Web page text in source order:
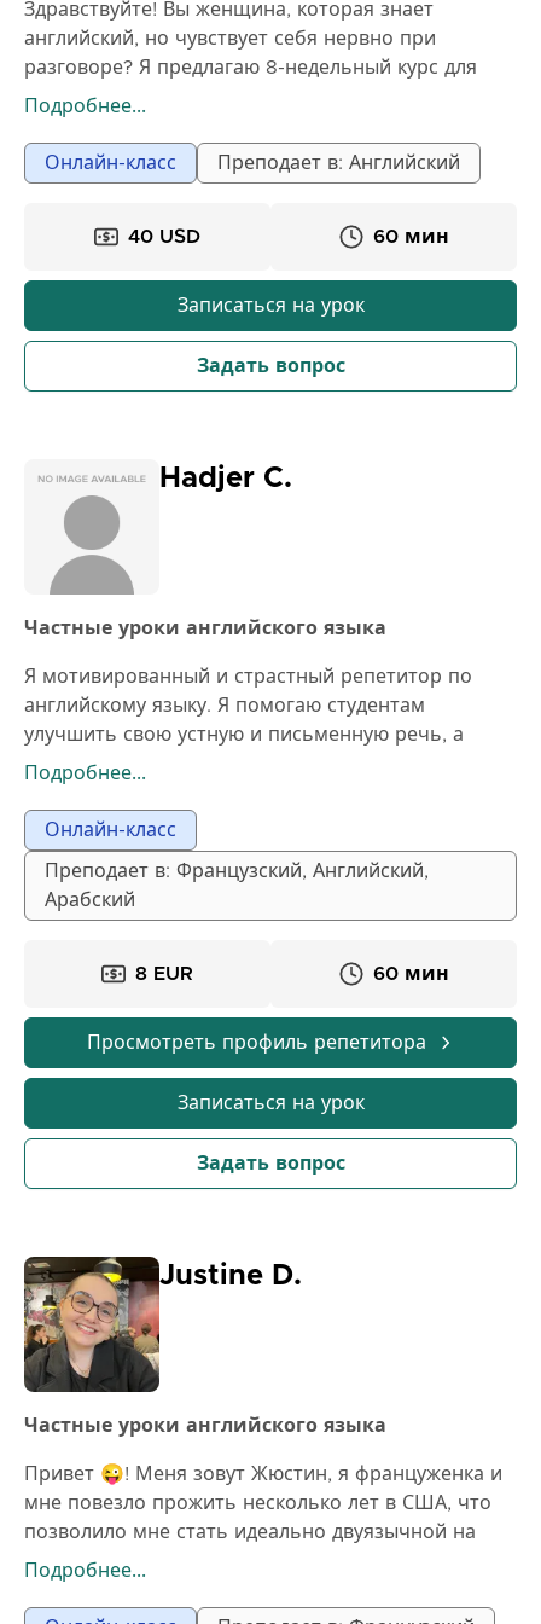
Здравствуйте! Вы женщина, которая знает
английский, но чувствует себя нервно при
разговоре? Я предлагаю 8-недельный курс для
женщин, которые хотят обрести уверенность в
проходить два раза в неделю, и у меня осталось
пять свободных мест. Я буду ждать вас! 😃 Меня
английского языка из США. Я провела десять лет,
создала образовательный контент по
английскому языку для крупной цифровой
образовательной компании.
Подробнее...
Онлайн-класс Преподает в: Английский
40 USD 60 мин
Записаться на урок
Задать вопрос
Hadjer C.
Частные уроки английского языка
Я мотивированный и страстный репетитор по
английскому языку. Я помогаю студентам
улучшить свою устную и письменную речь, а
также понимание языка благодаря урокам,
интерактивны, ориентированы на практику,
коммуникацию и быстрый прогресс. Я использую
разнообразные упражнения и
персонализированный подход для повышения
достижении его академических и личных целей.
Подробнее...
Онлайн-класс
Преподает в: Французский, Английский,
Арабский
8 EUR 60 мин
Просмотреть профиль репетитора
Записаться на урок
Задать вопрос
Justine D.
Частные уроки английского языка
Привет 😜! Меня зовут Жюстин, я француженка и
мне повезло прожить несколько лет в США, что
позволило мне стать идеально двуязычной на
английском языке. Я предлагаю занятия по
потребностям: • Помощь в выполнении домашних
Подробнее...